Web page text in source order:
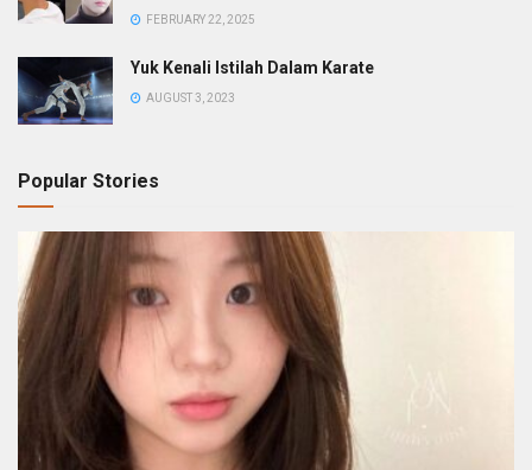
FEBRUARY 22, 2025
Yuk Kenali Istilah Dalam Karate
AUGUST 3, 2023
Popular Stories